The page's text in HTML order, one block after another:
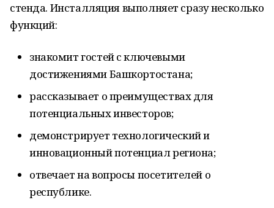
стенда. Инсталляция выполняет сразу несколько
функций:
знакомит гостей с ключевыми
достижениями Башкортостана;
рассказывает о преимуществах для
потенциальных инвесторов;
демонстрирует технологический и
инновационный потенциал региона;
отвечает на вопросы посетителей о
республике.